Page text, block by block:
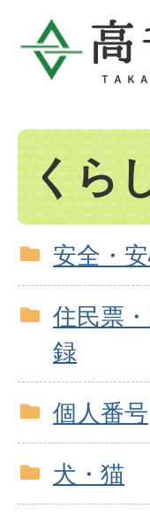
くら
安全・
住民票
録
個人番号
犬・猫